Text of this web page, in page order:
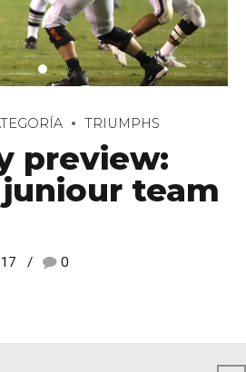
TRIUMPHS
preview:
team
0